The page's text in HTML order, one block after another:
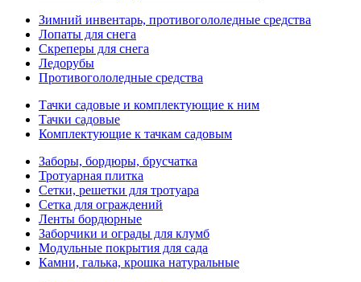
Зимний инвентарь, противогололедные средства
Лопаты для снега
Скреперы для снега
Ледорубы
Противогололедные средства
Тачки садовые и комплектующие к ним
Тачки садовые
Комплектующие к тачкам садовым
Заборы, бордюры, брусчатка
Тротуарная плитка
Сетки, решетки для тротуара
Сетка для ограждений
Ленты бордюрные
Заборчики и ограды для клумб
Модульные покрытия для сада
Камни, галька, крошка натуральные